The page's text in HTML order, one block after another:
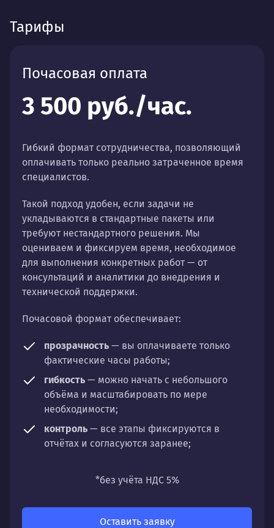
Тарифы
Почасовая оплата
3 500 руб./час.
Гибкий формат сотрудничества, позволяющий
оплачивать только реально затраченное время
специалистов.
Такой подход удобен, если задачи не
укладываются в стандартные пакеты или
требуют нестандартного решения. Мы
оцениваем и фиксируем время, необходимое
для выполнения конкретных работ — от
консультаций и аналитики до внедрения и
технической поддержки.
Почасовой формат обеспечивает:
прозрачность — вы оплачиваете только
фактические часы работы;
гибкость — можно начать с небольшого
объёма и масштабировать по мере
необходимости;
контроль — все этапы фиксируются в
отчётах и согласуются заранее;
направлений: стратегии, настройки,
*без учёта НДС 5%
Оставить заявку